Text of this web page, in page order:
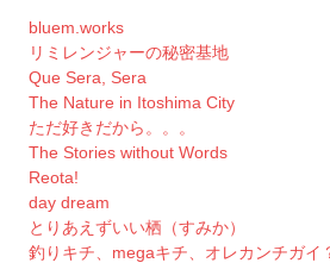
bluem.works
リミレンジャーの秘密基地
Que Sera, Sera
The Nature in Itoshima City
ただ好きだから。。。
The Stories without Words
Reota!
day dream
とりあえずいい栖（すみか）
釣りキチ、megaキチ、オレカンチガイ